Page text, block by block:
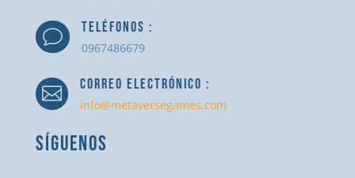
v TELÉFONOS :
0967486679
 CORREO ELECTRÓNICO :
info@metaversegames.com
SÍGUENOS